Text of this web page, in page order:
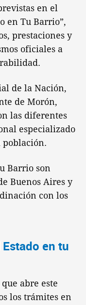
en el
en Tu Barrio”,
prestaciones y
oficiales a
de la Nación,
de Morón,
las diferentes
especializado
Barrio son
Buenos Aires y
con los
en tu
abre este
los trámites en